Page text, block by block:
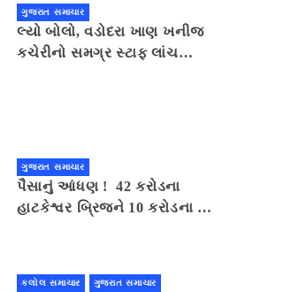
ગુજરાત સમાચાર
લ્યો બોલો, વડોદરા ખાણ ખનીજ
કચેરીનો સમગ્ર સ્ટાફ લાંચ
ગુજરાત સમાચાર
પૈસાનું આંધણ ! 42 કરોડના
હાટકેશ્વર બ્રિજને 10 કરોડના ખર્ચે
કલોલ સમાચાર ગુજરાત સમાચાર